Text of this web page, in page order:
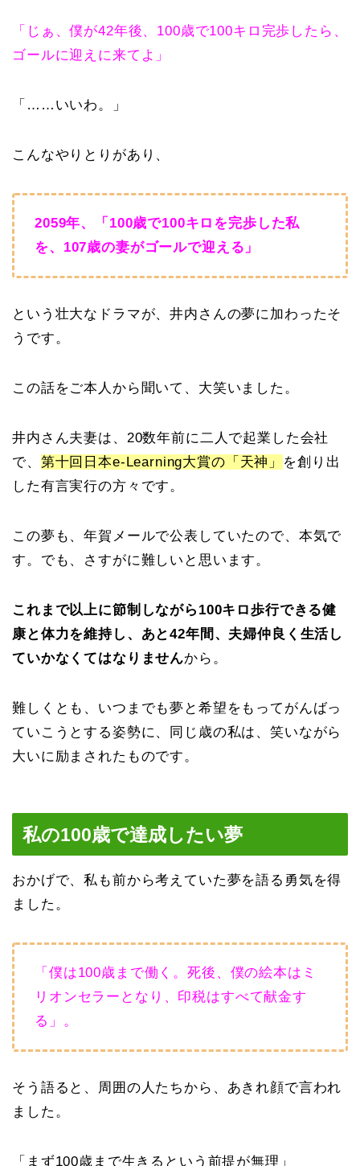
「じぁ、僕が42年後、100歳で100キロ完歩したら、
ゴールに迎えに来てよ」
「……いいわ。」
こんなやりとりがあり、
2059年、「100歳で100キロを完歩した私
を、107歳の妻がゴールで迎える」
という壮大なドラマが、井内さんの夢に加わったそ
うです。
この話をご本人から聞いて、大笑いました。
井内さん夫妻は、20数年前に二人で起業した会社
で、 第十回日本e-Learning大賞の「天神」 を創り出
した有言実行の方々です。
この夢も、年賀メールで公表していたので、本気で
す。でも、さすがに難しいと思います。
これまで以上に節制しながら100キロ歩行できる健
康と体力を維持し、あと42年間、夫婦仲良く生活し
ていかなくてはなりませんから。
難しくとも、いつまでも夢と希望をもってがんばっ
ていこうとする姿勢に、同じ歳の私は、笑いながら
大いに励まされたものです。
私の100歳で達成したい夢
おかげで、私も前から考えていた夢を語る勇気を得
ました。
「僕は100歳まで働く。死後、僕の絵本はミ
リオンセラーとなり、印税はすべて献金す
る」。
そう語ると、周囲の人たちから、あきれ顔で言われ
ました。
「まず100歳まで生きるという前提が無理」